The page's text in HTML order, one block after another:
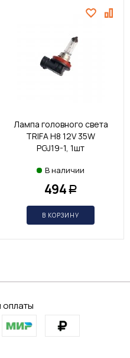
Лампа головного света
TRIFA H8 12V 35W
PGJ19-1, 1шт
В наличии
494 Р
В КОРЗИНУ